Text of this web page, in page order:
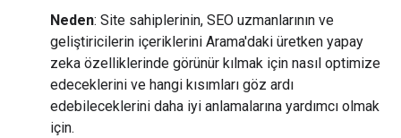
Neden: Site sahiplerinin, SEO uzmanlarının ve
geliştiricilerin içeriklerini Arama'daki üretken yapay
zeka özelliklerinde görünür kılmak için nasıl optimize
edeceklerini ve hangi kısımları göz ardı
edebileceklerini daha iyi anlamalarına yardımcı olmak
için.